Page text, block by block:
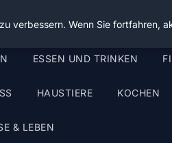
ESSEN UND TRINKEN
HAUSTIERE KOCHEN
& LEBEN
verbessern. Wenn Sie fortfahren,